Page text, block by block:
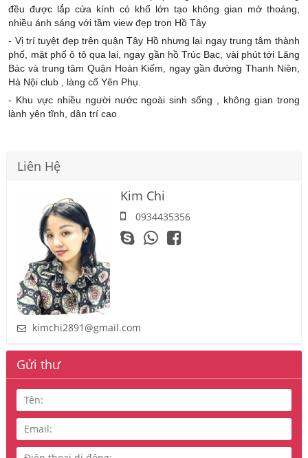
đều được lắp cửa kính có khổ lớn tạo không gian mở thoáng,
nhiều ánh sáng với tầm view đẹp trọn Hồ Tây
- Vị trí tuyệt đẹp trên quận Tây Hồ nhưng lại ngay trung tâm thành
phố, mặt phố ô tô qua lại, ngay gần hồ Trúc Bạc, vài phút tới Lăng
Bác và trung tâm Quận Hoàn Kiếm, ngay gần đường Thanh Niên,
Hà Nội club , làng cổ Yên Phụ.
- Khu vực nhiều người nước ngoài sinh sống , không gian trong
lành yên tĩnh, dân trí cao
Liên Hệ
Kim Chi
0934435356
kimchi2891@gmail.com
Gửi thư